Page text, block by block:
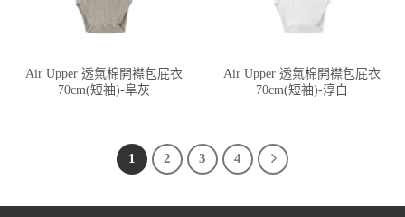
Air Upper 透氣棉開襟包屁衣
70cm(短袖)-阜灰
Air Upper 透氣棉開襟包屁衣
70cm(短袖)-淳白
1 2 3 4